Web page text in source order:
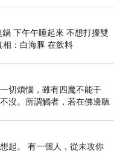
視。這也帶來了對
盛，許多人因為慢
具療效與文化象徵
不少優良技術者致
、物理療法結合。
藝，將文化融入日
念雖源於西方，但
下午午睡起來 不想打擾雙
：白海豚 在飲料
切煩惱，雖有四魔不能干
沒。所謂觸者，若在佛邊聽
起。 有一個人，從未攻你